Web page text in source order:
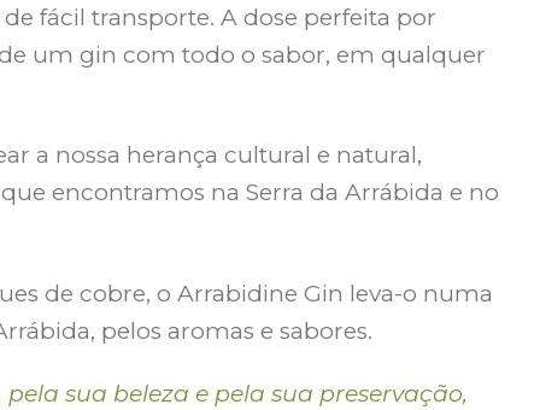
fácil transporte. A dose perfeita por
um gin com todo o sabor, em qualquer
a nossa herança cultural e natural,
encontramos na Serra da Arrábida e no
de cobre, o Arrabidine Gin leva-o numa
pelos aromas e sabores.
sua beleza e pela sua preservação,